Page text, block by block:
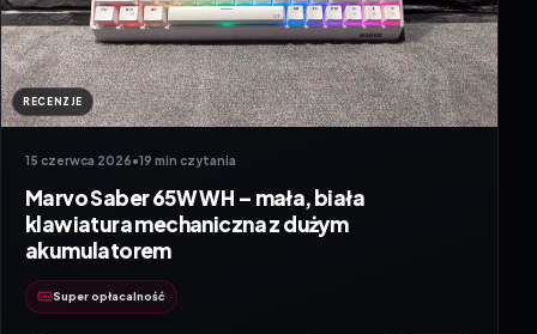
RECENZJE
15 czerwca 2026•19 min czytania
Marvo Saber 65W WH – mała, biała
klawiatura mechaniczna z dużym
akumulatorem
Super opłacalność